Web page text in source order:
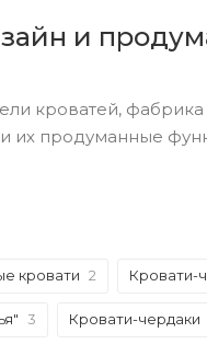
и
кроватей,
их продуманные
кровати 2 Кровати-
3 Кровати-чердаки